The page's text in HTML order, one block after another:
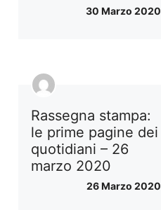
30 Marzo 2020
Rassegna stampa:
le prime pagine dei
quotidiani – 26
marzo 2020
26 Marzo 2020